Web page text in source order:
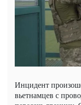
Инцидент
вьетнамцев с